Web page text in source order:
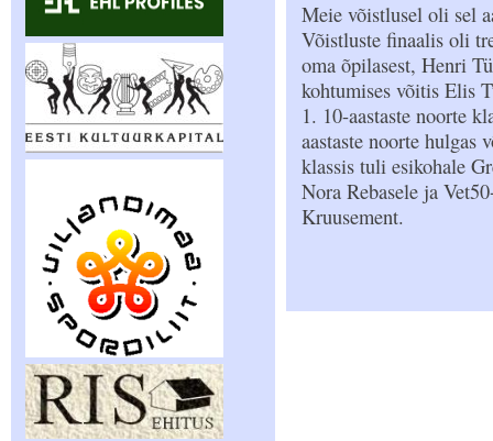
Meie võistlusel oli sel
Võistluste finaalis oli
oma õpilasest, Henri
kohtumises võitis Elis
1. 10-aastaste noorte
aastaste noorte hulgas
klassis tuli esikohale
Nora Rebasele ja
Kruusement.